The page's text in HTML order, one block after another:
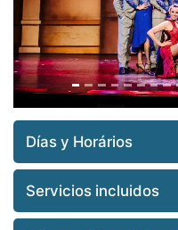
Días y Horários
Servicios incluidos